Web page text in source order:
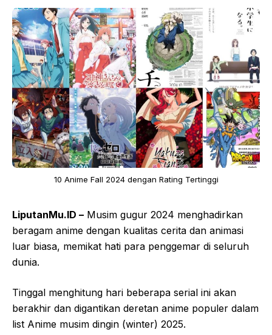
10 Anime Fall 2024 dengan Rating Tertinggi
LiputanMu.ID – Musim gugur 2024 menghadirkan
beragam anime dengan kualitas cerita dan animasi
luar biasa, memikat hati para penggemar di seluruh
dunia.
Tinggal menghitung hari beberapa serial ini akan
berakhir dan digantikan deretan anime populer dalam
list Anime musim dingin (winter) 2025.